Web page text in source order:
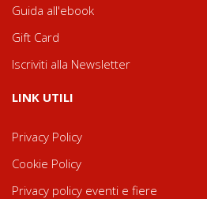
Guida all'ebook
Gift Card
Iscriviti alla Newsletter
LINK UTILI
Privacy Policy
Cookie Policy
Privacy policy eventi e fiere